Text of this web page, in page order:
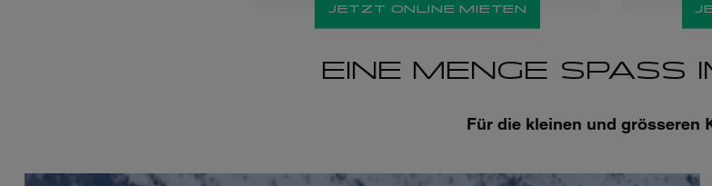
JETZT ONLINE MIETEN
EINE MENGE SPASS
Für die kleinen und grösseren